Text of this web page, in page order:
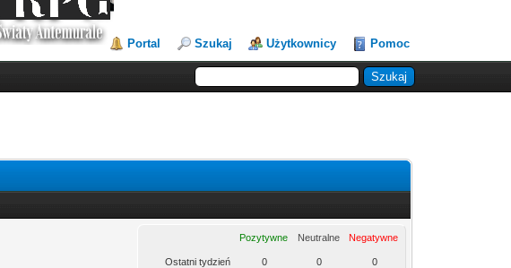
Portal Szukaj Użytkownicy Pomoc
Pozytywne Neutralne Negatywne
Ostatni tydzień 0 0 0